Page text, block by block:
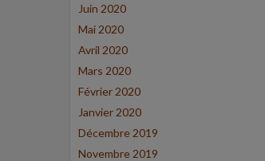
Juin 2020
Mai 2020
Avril 2020
Mars 2020
Février 2020
Janvier 2020
Décembre 2019
Novembre 2019